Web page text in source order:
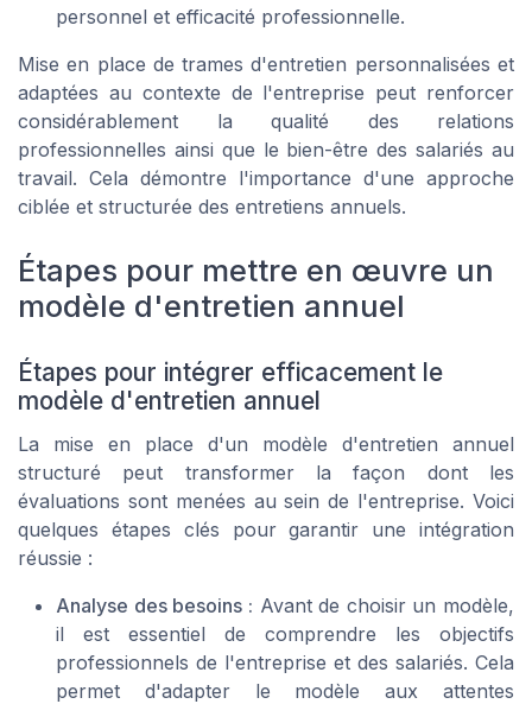
personnel et efficacité professionnelle.
Mise en place de trames d'entretien personnalisées et
adaptées au contexte de l'entreprise peut renforcer
considérablement la qualité des relations
professionnelles ainsi que le bien-être des salariés au
travail. Cela démontre l'importance d'une approche
ciblée et structurée des entretiens annuels.
Étapes pour mettre en œuvre un
modèle d'entretien annuel
Étapes pour intégrer efficacement le
modèle d'entretien annuel
La mise en place d'un modèle d'entretien annuel
structuré peut transformer la façon dont les
évaluations sont menées au sein de l'entreprise. Voici
quelques étapes clés pour garantir une intégration
réussie :
Analyse des besoins : Avant de choisir un modèle,
il est essentiel de comprendre les objectifs
professionnels de l'entreprise et des salariés. Cela
permet d'adapter le modèle aux attentes